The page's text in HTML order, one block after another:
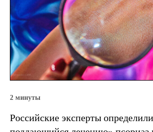
2 минуты
Российские эксперты